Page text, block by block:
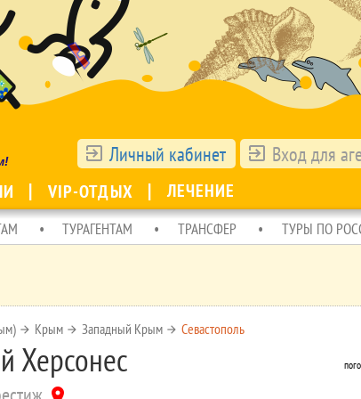
exit_to_app Личный кабинет exit_to_app Вход для
VIP-ОТДЫХ ЛЕЧЕНИЕ
ТУРАГЕНТАМ ТРАНСФЕР ТУРЫ ПО
arrow_forward Крым arrow_forward Западный Крым arrow_forward Севастополь
Херсонес